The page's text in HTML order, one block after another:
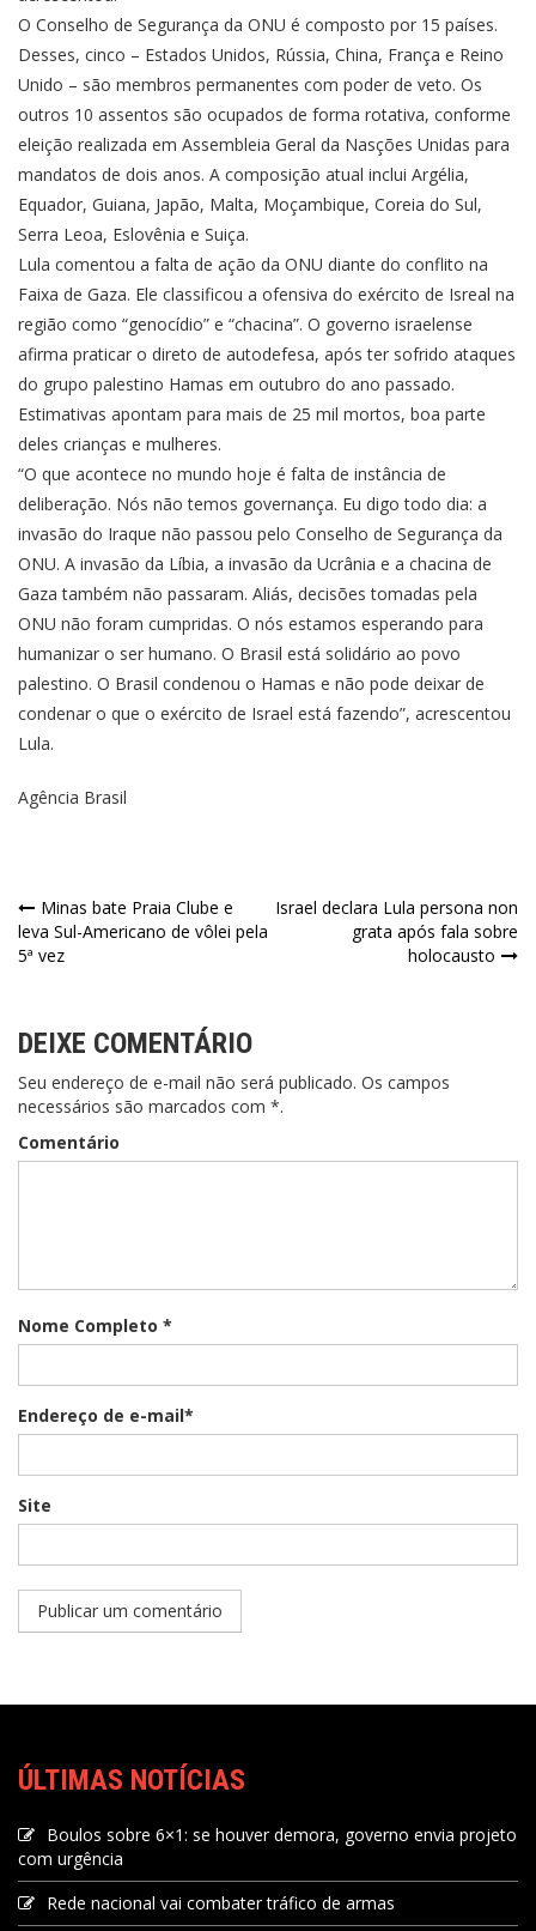
O Conselho de Segurança da ONU é composto por 15 países.
Desses, cinco – Estados Unidos, Rússia, China, França e Reino
Unido – são membros permanentes com poder de veto. Os
outros 10 assentos são ocupados de forma rotativa, conforme
eleição realizada em Assembleia Geral da Nasções Unidas para
mandatos de dois anos. A composição atual inclui Argélia,
Equador, Guiana, Japão, Malta, Moçambique, Coreia do Sul,
Serra Leoa, Eslovênia e Suiça.
Lula comentou a falta de ação da ONU diante do conflito na
Faixa de Gaza. Ele classificou a ofensiva do exército de Isreal na
região como “genocídio” e “chacina”. O governo israelense
afirma praticar o direto de autodefesa, após ter sofrido ataques
do grupo palestino Hamas em outubro do ano passado.
Estimativas apontam para mais de 25 mil mortos, boa parte
deles crianças e mulheres.
“O que acontece no mundo hoje é falta de instância de
deliberação. Nós não temos governança. Eu digo todo dia: a
invasão do Iraque não passou pelo Conselho de Segurança da
ONU. A invasão da Líbia, a invasão da Ucrânia e a chacina de
Gaza também não passaram. Aliás, decisões tomadas pela
ONU não foram cumpridas. O nós estamos esperando para
humanizar o ser humano. O Brasil está solidário ao povo
palestino. O Brasil condenou o Hamas e não pode deixar de
condenar o que o exército de Israel está fazendo”, acrescentou
Lula.
Agência Brasil
Minas bate Praia Clube e
leva Sul-Americano de vôlei pela
5ª vez
Israel declara Lula persona non
grata após fala sobre
holocausto
DEIXE COMENTÁRIO
Seu endereço de e-mail não será publicado. Os campos
necessários são marcados com *.
Comentário
Nome Completo *
Endereço de e-mail*
Site
ÚLTIMAS NOTÍCIAS
Boulos sobre 6×1: se houver demora, governo envia projeto
com urgência
Rede nacional vai combater tráfico de armas